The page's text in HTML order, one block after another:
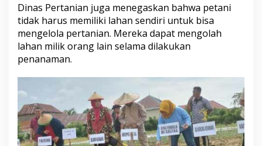
Dinas Pertanian juga menegaskan bahwa petani
tidak harus memiliki lahan sendiri untuk bisa
mengelola pertanian. Mereka dapat mengolah
lahan milik orang lain selama dilakukan
penanaman.